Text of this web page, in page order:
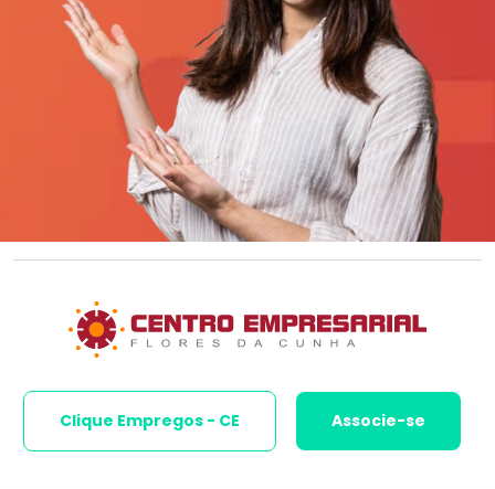
Clique Empregos - CE Associe-se